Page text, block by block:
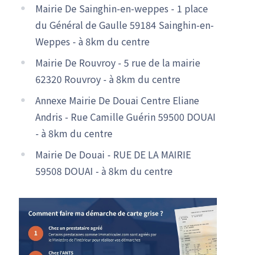
Mairie De Sainghin-en-weppes - 1 place
du Général de Gaulle 59184 Sainghin-en-
Weppes - à 8km du centre
Mairie De Rouvroy - 5 rue de la mairie
62320 Rouvroy - à 8km du centre
Annexe Mairie De Douai Centre Eliane
Andris - Rue Camille Guérin 59500 DOUAI
- à 8km du centre
Mairie De Douai - RUE DE LA MAIRIE
59508 DOUAI - à 8km du centre